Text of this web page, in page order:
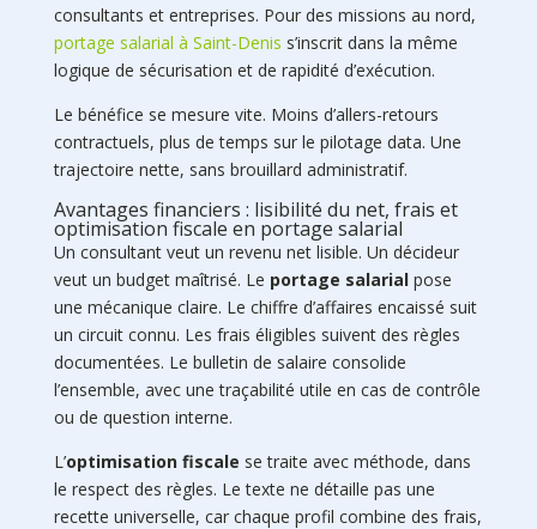
consultants et entreprises. Pour des missions au nord,
portage salarial à Saint-Denis s’inscrit dans la même
logique de sécurisation et de rapidité d’exécution.
Le bénéfice se mesure vite. Moins d’allers-retours
contractuels, plus de temps sur le pilotage data. Une
trajectoire nette, sans brouillard administratif.
Avantages financiers : lisibilité du net, frais et
optimisation fiscale en portage salarial
Un consultant veut un revenu net lisible. Un décideur
veut un budget maîtrisé. Le portage salarialpose
une mécanique claire. Le chiffre d’affaires encaissé suit
un circuit connu. Les frais éligibles suivent des règles
documentées. Le bulletin de salaire consolide
l’ensemble, avec une traçabilité utile en cas de contrôle
ou de question interne.
L’optimisation fiscale se traite avec méthode, dans
le respect des règles. Le texte ne détaille pas une
recette universelle, car chaque profil combine des frais,